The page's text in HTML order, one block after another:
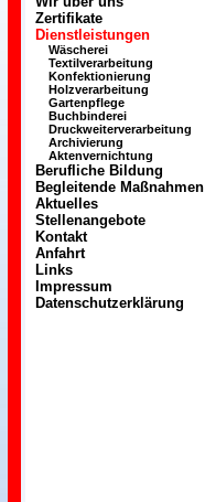
Zertifikate
Dienstleistungen
Wäscherei
Textilverarbeitung
Konfektionierung
Holzverarbeitung
Gartenpflege
Buchbinderei
Druckweiterverarbeitung
Archivierung
Aktenvernichtung
Berufliche Bildung
Begleitende Maßnahmen
Aktuelles
Stellenangebote
Kontakt
Anfahrt
Links
Impressum
Datenschutzerklärung